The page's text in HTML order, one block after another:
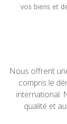
vos biens et
Nous offrent
compris le
international.
qualité et